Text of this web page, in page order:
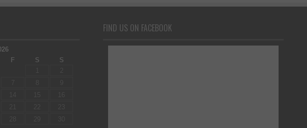
F S
S
1
2
7 8
14 15
16
21 22
23
28 29
30
FIND US ON FACEBOOK